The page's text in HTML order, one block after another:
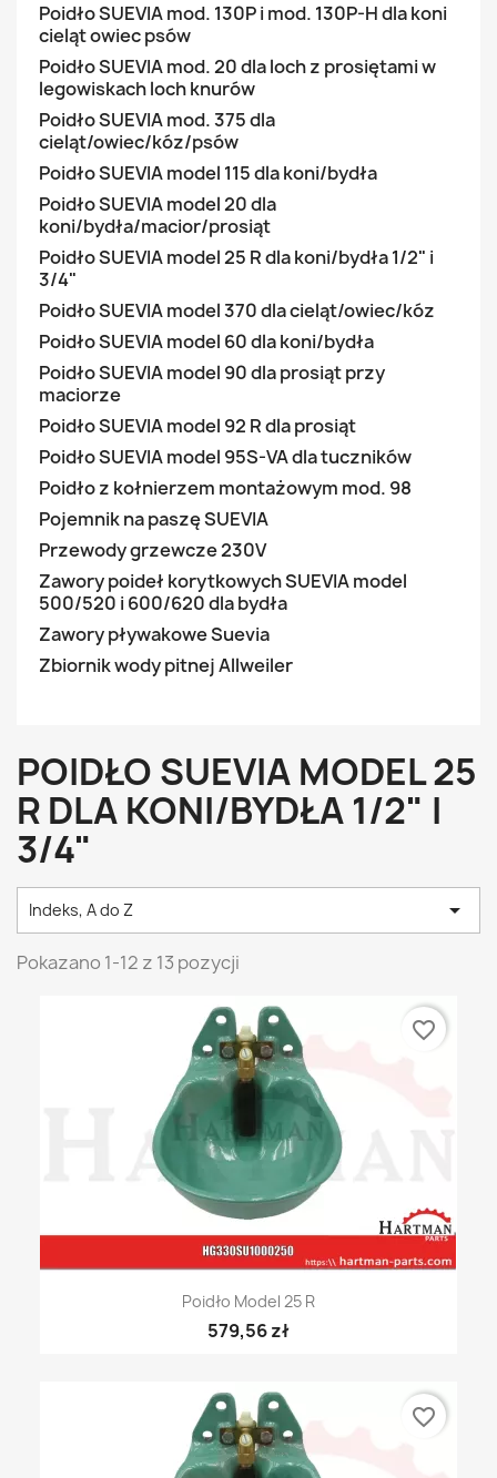
Poidło SUEVIA mod. 130P i mod. 130P-H dla koni
cieląt owiec psów
Poidło SUEVIA mod. 20 dla loch z prosiętami w
legowiskach loch knurów
Poidło SUEVIA mod. 375 dla
cieląt/owiec/kóz/psów
Poidło SUEVIA model 115 dla koni/bydła
Poidło SUEVIA model 20 dla
koni/bydła/macior/prosiąt
Poidło SUEVIA model 25 R dla koni/bydła 1/2" i
3/4"
Poidło SUEVIA model 370 dla cieląt/owiec/kóz
Poidło SUEVIA model 60 dla koni/bydła
Poidło SUEVIA model 90 dla prosiąt przy
maciorze
Poidło SUEVIA model 92 R dla prosiąt
Poidło SUEVIA model 95S-VA dla tuczników
Poidło z kołnierzem montażowym mod. 98
Pojemnik na paszę SUEVIA
Przewody grzewcze 230V
Zawory poideł korytkowych SUEVIA model
500/520 i 600/620 dla bydła
Zawory pływakowe Suevia
Zbiornik wody pitnej Allweiler
POIDŁO SUEVIA MODEL 25
R DLA KONI/BYDŁA 1/2" I
3/4"
Indeks, A do Z 
Pokazano 1-12 z 13 pozycji
Poidło Model 25 R
579,56 zł
favorite_border
favorite_border